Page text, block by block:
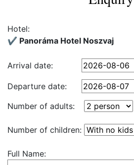
Hotel:
✔️ Panoráma Hotel Noszvaj
Arrival date:
Departure date:
Number of adults:
Number of children:
Full Name: